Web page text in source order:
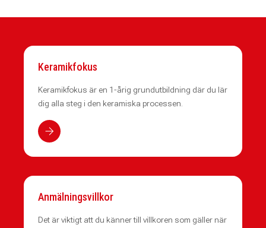
Keramikfokus
Keramikfokus är en 1-årig grundutbildning där du lär
dig alla steg i den keramiska processen.
Anmälningsvillkor
Det är viktigt att du känner till villkoren som gäller när